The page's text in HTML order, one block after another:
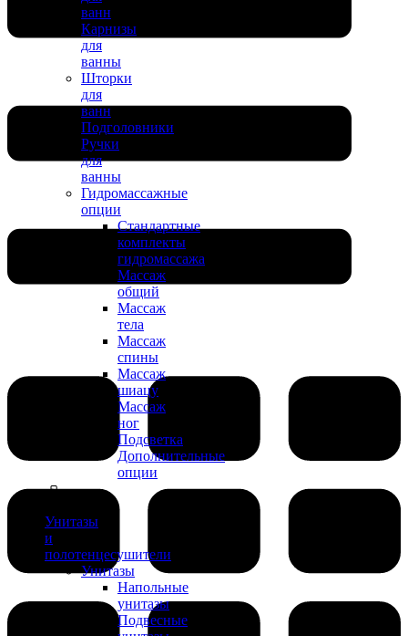
ванн
Карнизы
для
ванны
Шторки
для
ванн
Подголовники
Ручки
для
ванны
Гидромассажные
опции
Стандартные
комплекты
гидромассажа
Массаж
общий
Массаж
тела
Массаж
спины
Массаж
шиацу
Массаж
ног
Подсветка
Дополнительные
опции
Унитазы
и
полотенцесушители
Унитазы
Напольные
унитазы
Подвесные